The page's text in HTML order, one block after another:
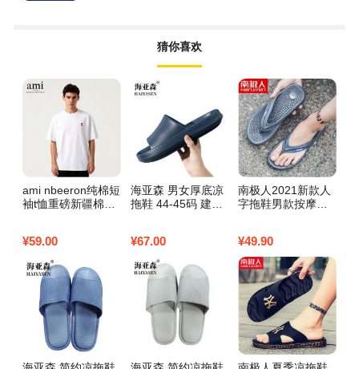
猜你喜欢
ami nbeeron纯棉短
袖t恤重磅新疆棉圆
¥59.00
海亚森 男女厚底凉
拖鞋 44-45码 建议
¥67.00
南极人2021新款人
字拖鞋男款按摩室
色 43标准运动鞋码
¥49.90